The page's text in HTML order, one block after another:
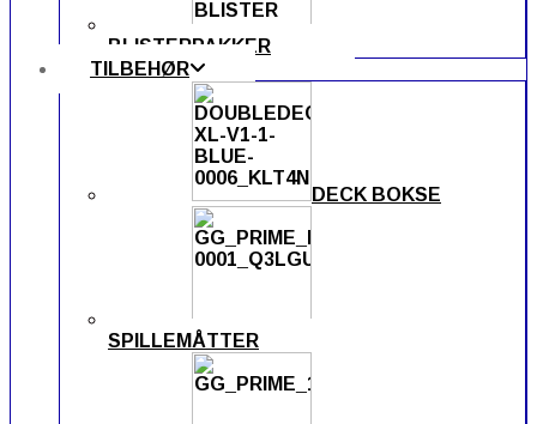
BLISTERPAKKER
TILBEHØR
DECK BOKSE
SPILLEMÅTTER